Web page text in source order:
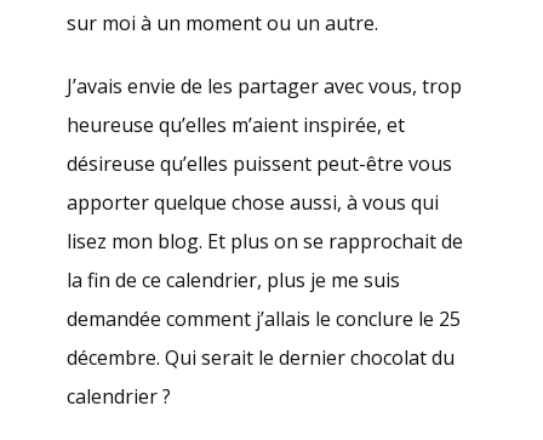
sur moi à un moment ou un autre.
J’avais envie de les partager avec vous, trop
heureuse qu’elles m’aient inspirée, et
désireuse qu’elles puissent peut-être vous
apporter quelque chose aussi, à vous qui
lisez mon blog. Et plus on se rapprochait de
la fin de ce calendrier, plus je me suis
demandée comment j’allais le conclure le 25
décembre. Qui serait le dernier chocolat du
calendrier ?